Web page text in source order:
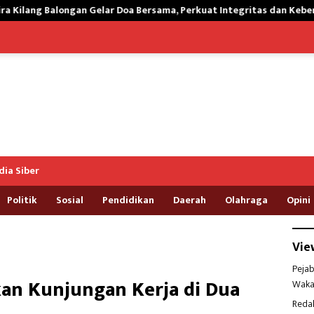
Bersama, Perkuat Integritas dan Keberkahan Operasi
Siber
Politik Sosial Pendidikan Daerah Olahraga Opini
Kunjungan Kerja di Dua